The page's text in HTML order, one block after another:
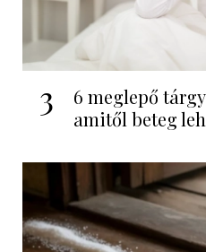
3
6 meglepő
amitől beteg